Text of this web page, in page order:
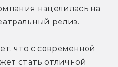
нацелилась на
релиз.
что с современной
стать отличной